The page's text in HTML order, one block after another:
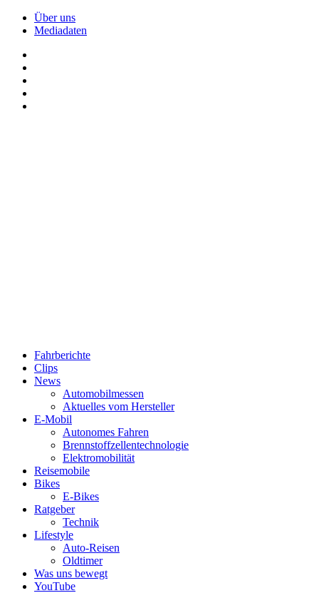
Über uns
Mediadaten
Fahrberichte
Clips
News
Automobilmessen
Aktuelles vom Hersteller
E-Mobil
Autonomes Fahren
Brennstoffzellentechnologie
Elektromobilität
Reisemobile
Bikes
E-Bikes
Ratgeber
Technik
Lifestyle
Auto-Reisen
Oldtimer
Was uns bewegt
YouTube